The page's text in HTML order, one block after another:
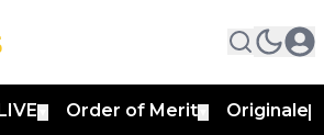
Order of Merit Originale